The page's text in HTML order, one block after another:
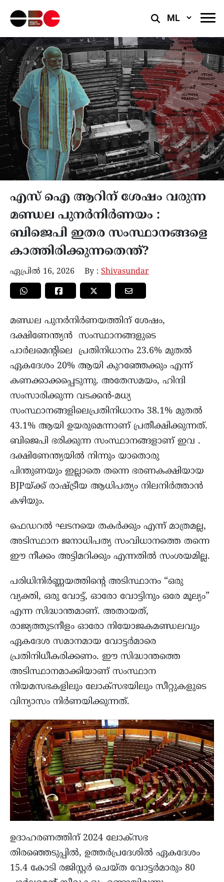
Select
എസ് ഐ ആറിന് ശേഷം വരുന്ന
മണ്ഡല പുനർനിർണയം :
ബിജെപി ഇതര സംസ്ഥാനങ്ങളെ
കാത്തിരിക്കുന്നതെന്ത്?
ഏപ്രിൽ 16, 2026 By : Shivasundar
മണ്ഡല പുനർനിർണയത്തിന് ശേഷം,
ദക്ഷിണേന്ത്യൻ സംസ്ഥാനങ്ങളുടെ
പാർലമെന്റിലെ പ്രതിനിധാനം 23.6% മുതൽ
ഏകദേശം 20% ആയി കുറഞ്ഞേക്കും എന്ന്
കണക്കാക്കപ്പെടുന്നു. അതേസമയം, ഹിന്ദി
സംസാരിക്കുന്ന വടക്കൻ-മധ്യ
സംസ്ഥാനങ്ങളിലെപ്രതിനിധാനം 38.1% മുതൽ
43.1% ആയി ഉയരുമെന്നാണ് പ്രതീക്ഷിക്കുന്നത്.
ബിജെപി ഭരിക്കുന്ന സംസ്ഥാനങ്ങളാണ് ഇവ .
ദക്ഷിണേന്ത്യയിൽ നിന്നും യാതൊരു
പിന്തുണയും ഇല്ലാതെ തന്നെ ഭരണകക്ഷിയായ
BJPയ്ക്ക് രാഷ്ട്രീയ ആധിപത്യം നിലനിർത്താൻ
കഴിയും.
ഫെഡറൽ ഘടനയെ തകർക്കും എന്ന് മാത്രമല്ല,
അടിസ്ഥാന ജനാധിപത്യ സംവിധാനത്തെ തന്നെ
ഈ നീക്കം അട്ടിമറിക്കും എന്നതിൽ സംശയമില്ല.
പരിധിനിർണ്ണയത്തിന്റെ അടിസ്ഥാനം “ഒരു
വ്യക്തി, ഒരു വോട്ട്, ഓരോ വോട്ടിനും ഒരേ മൂല്യം”
എന്ന സിദ്ധാന്തമാണ്. അതായത്,
രാജ്യത്തുടനീളം ഓരോ നിയോജകമണ്ഡലവും
ഏകദേശ സമാനമായ വോട്ടർമാരെ
പ്രതിനിധീകരിക്കണം. ഈ സിദ്ധാന്തത്തെ
അടിസ്ഥാനമാക്കിയാണ് സംസ്ഥാന
നിയമസഭകളിലും ലോക്സഭയിലും സീറ്റുകളുടെ
വിന്യാസം നിർണയിക്കുന്നത്.
ഉദാഹരണത്തിന് 2024 ലോക്സഭ
തിരഞ്ഞെടുപ്പിൽ, ഉത്തർപ്രദേശിൽ ഏകദേശം
15.4 കോടി രജിസ്റ്റർ ചെയ്ത വോട്ടർമാരും 80